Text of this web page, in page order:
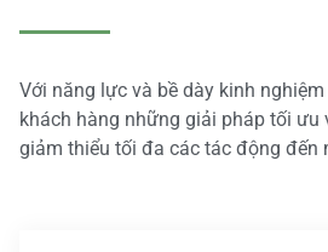
Với năng lực và bề dày kinh
khách hàng những giải pháp tối ưu
giảm thiểu tối đa các tác động đến